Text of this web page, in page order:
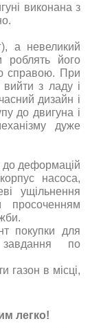
виконана з
а невеликий
роблять його
справою. При
вийти з ладу і
дизайн і
до двигуна і
дуже
до деформацій
насоса,
ущільнення
просоченням
покупки для
по
газон в місці,
легко!